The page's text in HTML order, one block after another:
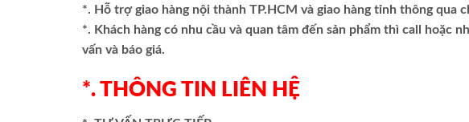
*. Hỗ trợ giao hàng nội thành TP.HCM và giao hàng tỉnh thông qua
*. Khách hàng có nhu cầu và quan tâm đến sản phẩm thì call
vấn và báo giá.
*. THÔNG TIN LIÊN HỆ